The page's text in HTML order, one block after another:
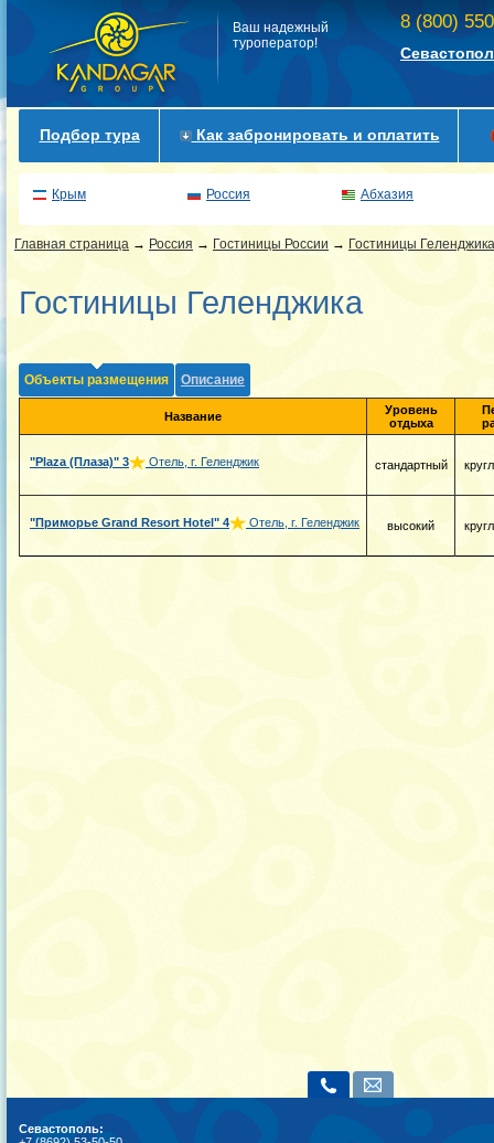
Ваш надежный
туроператор!
8 (800)
Подбор тура Как забронировать и оплатить
Крым Россия Абхазия
Главная страница → Россия → Гостиницы России → Гостиницы
Гостиницы Геленджика
Объекты размещения Описание
Название
Уровень
отдыха
"Plaza (Плаза)" 3 Отель, г. Геленджик стандартный
"Приморье Grand Resort Hotel" 4 Отель, г. Геленджик высокий
Севастополь: